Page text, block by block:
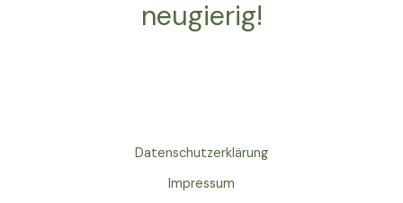
neugierig!
Datenschutzerklärung
Impressum